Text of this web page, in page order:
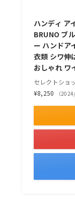
ハンディ ア
BRUNO ブ
ー ハンドア
衣類 シワ伸
おしゃれ ワ
セレクトショ
¥8,250
（